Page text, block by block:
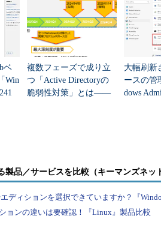
むほとんどの機能が省略されてい
ィ・リスクがあることを理解した
ベ
Win
複数フェーズで成り立
つ「Active Directoryの
脆弱性対策」とは――
大幅刷新
ースの管
dows
製品／サービスを比較（キーマンズネッ
ディションを選択できていますか？『
ョンの違いは要確認！『Linux』製品比較